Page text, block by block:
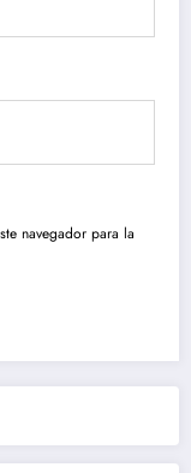
navegador para la